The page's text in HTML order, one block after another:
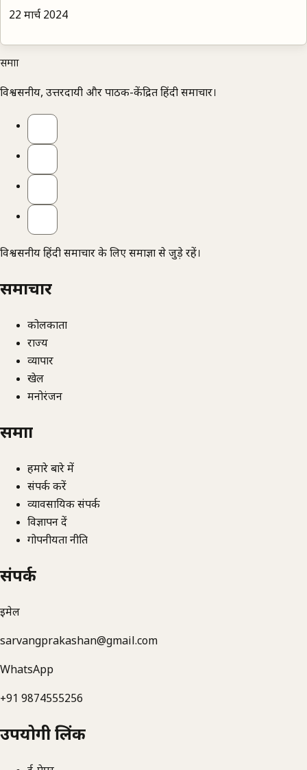
22 मार्च 2024
समाज्ञा
विश्वसनीय, उत्तरदायी और पाठक-केंद्रित हिंदी समाचार।
विश्वसनीय हिंदी समाचार के लिए समाज्ञा से जुड़े रहें।
समाचार
कोलकाता
राज्य
व्यापार
खेल
मनोरंजन
समाज्ञा
हमारे बारे में
संपर्क करें
व्यावसायिक संपर्क
विज्ञापन दें
गोपनीयता नीति
संपर्क
ईमेल
sarvangprakashan@gmail.com
WhatsApp
+91 9874555256
उपयोगी लिंक